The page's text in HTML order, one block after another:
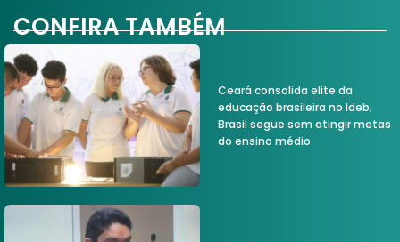
CONFIRA TAMBÉM
Ceará consolida elite da
educação brasileira no Ideb;
Brasil segue sem atingir metas
do ensino médio